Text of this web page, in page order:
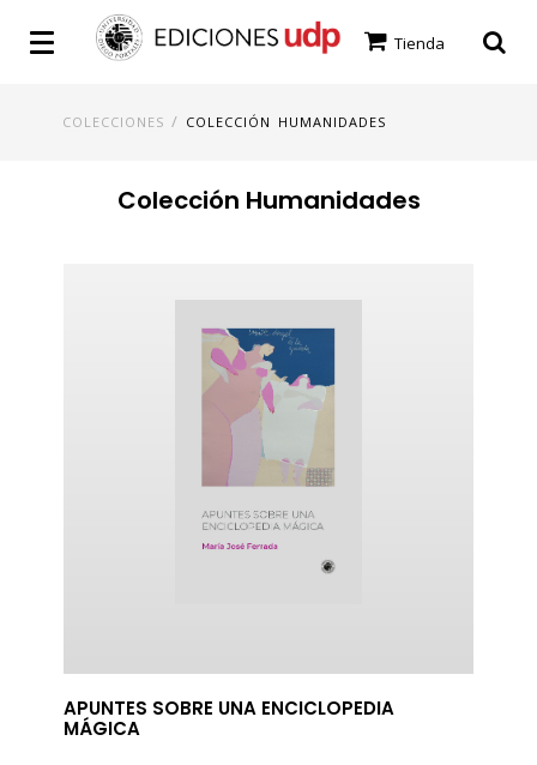
Tienda
COLECCIONES / COLECCIÓN HUMANIDADES
Colección Humanidades
APUNTES SOBRE UNA ENCICLOPEDIA
MÁGICA